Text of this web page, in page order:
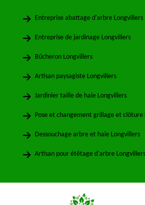
Entreprise abattage d'arbre Longvillers
Entreprise de jardinage Longvillers
Bûcheron Longvillers
Artisan paysagiste Longvillers
Jardinier taille de haie Longvillers
Pose et changement grillage et clôture
Dessouchage arbre et haie Longvillers
Artisan pour étêtage d'arbre